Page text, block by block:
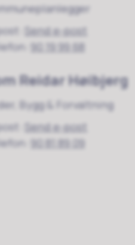
Send e-post
90 19 99 68
Reidar Høibjerg
Bygg & Forvaltning
Send e-post
90 81 89 09